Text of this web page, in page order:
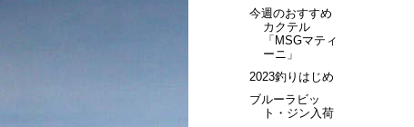
今週のおすすめ
カクテル
「MSGマティ
ーニ」
2023釣りはじめ
ブルーラビッ
ト・ジン入荷